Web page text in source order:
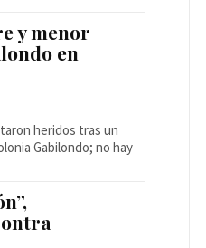
y menor
en
heridos tras un
Gabilondo; no hay